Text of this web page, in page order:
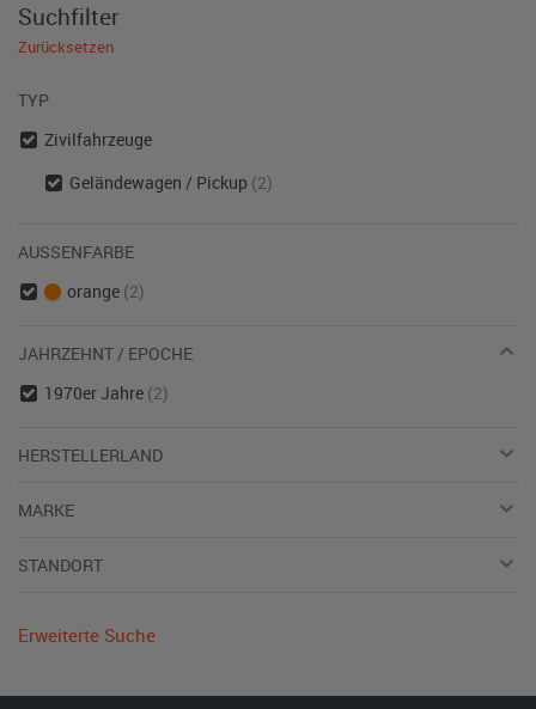
Suchfilter
Zurücksetzen
TYP
Zivilfahrzeuge
Geländewagen / Pickup (2)
AUSSENFARBE
orange (2)
JAHRZEHNT / EPOCHE
1970er Jahre (2)
HERSTELLERLAND
MARKE
STANDORT
Erweiterte Suche